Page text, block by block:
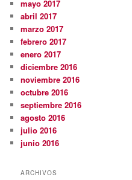
mayo 2017
abril 2017
marzo 2017
febrero 2017
enero 2017
diciembre 2016
noviembre 2016
octubre 2016
septiembre 2016
agosto 2016
julio 2016
junio 2016
ARCHIVOS